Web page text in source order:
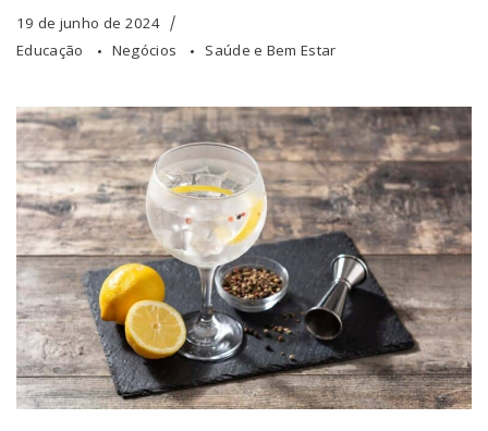
19 de junho de 2024
Educação
Negócios Saúde e Bem Estar